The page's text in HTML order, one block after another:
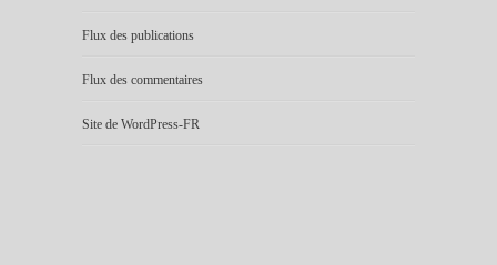
Flux des publications
Flux des commentaires
Site de WordPress-FR